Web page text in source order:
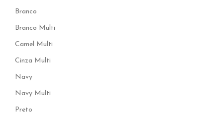
Branco
Branco Multi
Camel Multi
Cinza Multi
Navy
Navy Multi
Preto